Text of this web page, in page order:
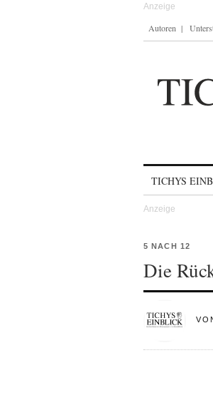
Autoren
TICHYS
5 NACH 12
Die